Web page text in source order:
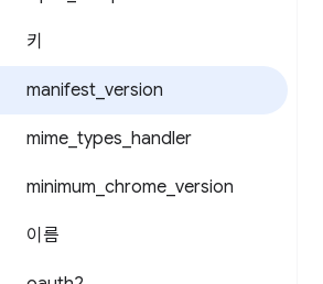
키
manifest version
mime types handler
minimum chrome version
이름